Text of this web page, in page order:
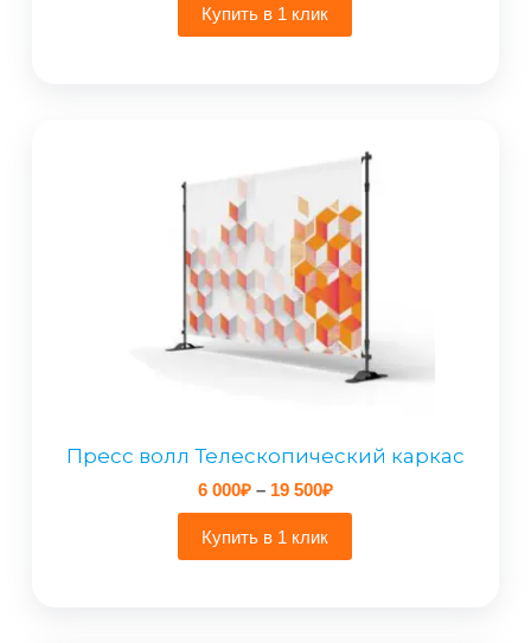
600₽
Купить в 1 клик
Пресс волл Телескопический каркас
6 000₽ – 19 500₽Диапазон
цен:
000₽
Купить в 1 клик